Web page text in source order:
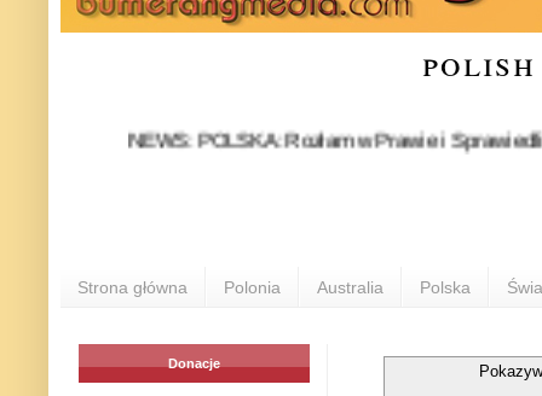
NEWS: POLSKA: Rozłam w Prawie i
Strona główna Polonia Australia Polska
Donacje